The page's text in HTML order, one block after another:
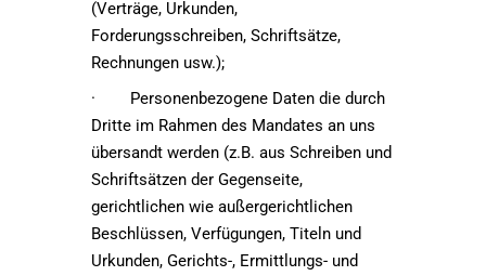
(Verträge, Urkunden,
Forderungsschreiben, Schriftsätze,
Rechnungen usw.);
· Personenbezogene Daten die durch
Dritte im Rahmen des Mandates an uns
übersandt werden (z.B. aus Schreiben und
Schriftsätzen der Gegenseite,
gerichtlichen wie außergerichtlichen
Beschlüssen, Verfügungen, Titeln und
Urkunden, Gerichts-, Ermittlungs- und